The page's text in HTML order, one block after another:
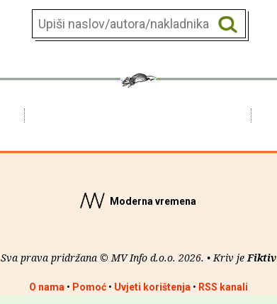
Moderna vremena
Sva prava pridržana © MV Info d.o.o. 2026. • Kriv je Fiktiv
O nama • Pomoć• Uvjeti korištenja • RSS kanali